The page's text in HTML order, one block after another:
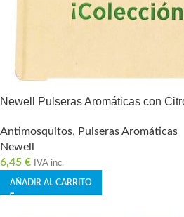
Newell Pulseras Aromáticas con
Antimosquitos, Pulseras Aromáticas
Newell
6,45 € IVA inc.
AÑADIR AL CARRITO